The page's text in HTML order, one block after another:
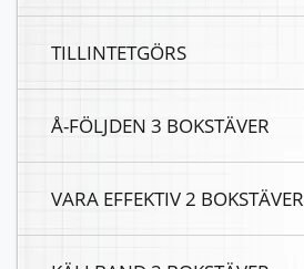
TILLINTETGÖRS
Å-FÖLJDEN 3 BOKSTÄVER
VARA EFFEKTIV 2 BOKSTÄVER